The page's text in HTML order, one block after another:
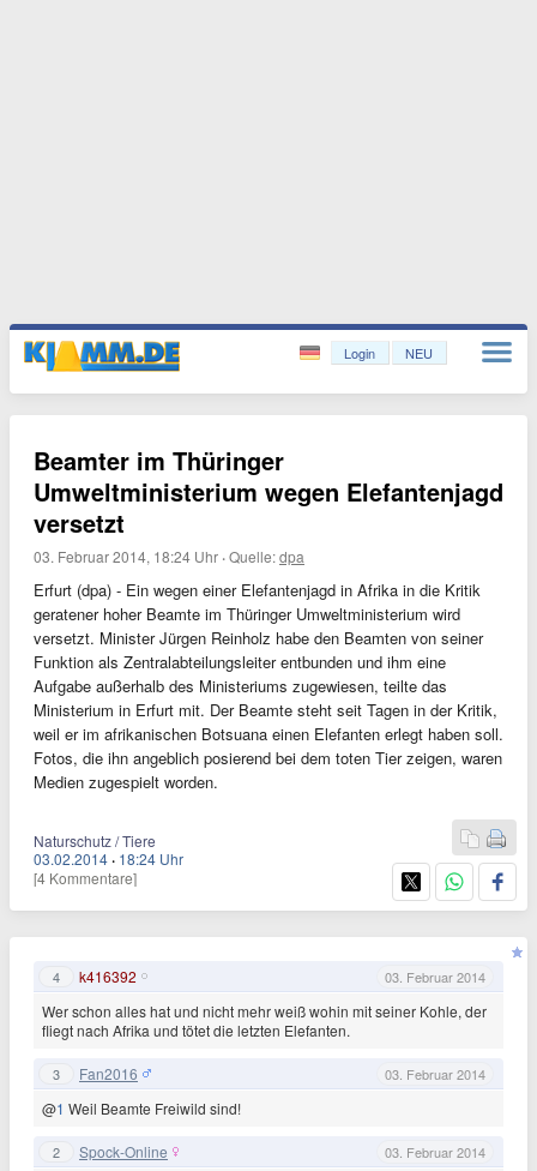
Login NEU
Beamter im Thüringer
Umweltministerium wegen Elefantenjagd
versetzt
03. Februar 2014, 18:24 Uhr ·Quelle:dpa
Erfurt (dpa) - Ein wegen einer Elefantenjagd in Afrika in die Kritik
geratener hoher Beamte im Thüringer Umweltministerium wird
versetzt. Minister Jürgen Reinholz habe den Beamten von seiner
Funktion als Zentralabteilungsleiter entbunden und ihm eine
Aufgabe außerhalb des Ministeriums zugewiesen, teilte das
Ministerium in Erfurt mit. Der Beamte steht seit Tagen in der Kritik,
weil er im afrikanischen Botsuana einen Elefanten erlegt haben soll.
Fotos, die ihn angeblich posierend bei dem toten Tier zeigen, waren
Medien zugespielt worden.
Naturschutz / Tiere
03.02.2014 · 18:24 Uhr
[4 Kommentare]
4 k416392 03. Februar 2014
Wer schon alles hat und nicht mehr weiß wohin mit seiner Kohle, der
fliegt nach Afrika und tötet die letzten Elefanten.
3 Fan2016 03. Februar 2014
@1 Weil Beamte Freiwild sind!
2 Spock-Online 03. Februar 2014